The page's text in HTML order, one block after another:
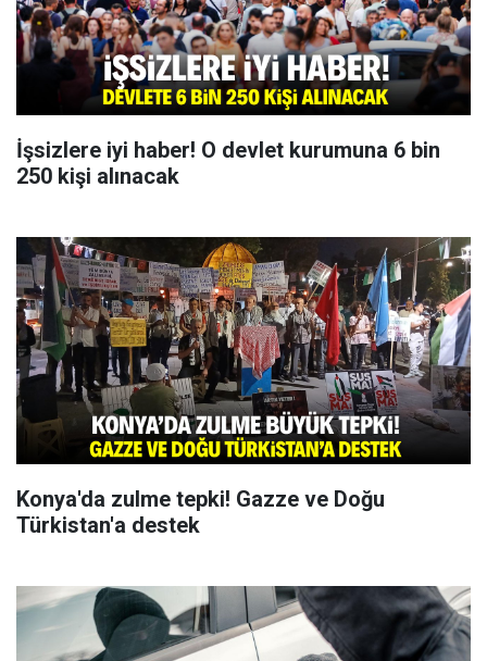
İşsizlere iyi haber! O devlet kurumuna 6 bin
250 kişi alınacak
Konya'da zulme tepki! Gazze ve Doğu
Türkistan'a destek